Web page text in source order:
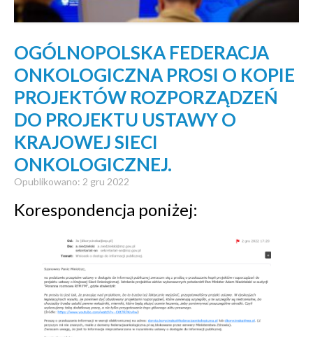
OGÓLNOPOLSKA FEDERACJA
ONKOLOGICZNA PROSI O KOPIE
PROJEKTÓW ROZPORZĄDZEŃ
DO PROJEKTU USTAWY O
KRAJOWEJ SIECI
ONKOLOGICZNEJ.
Opublikowano: 2 gru 2022
Korespondencja poniżej: